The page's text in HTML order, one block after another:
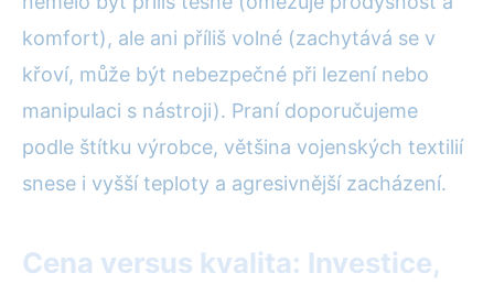
komfort), ale ani příliš volné (zachytává se v
křoví, může být nebezpečné při lezení nebo
manipulaci s nástroji). Praní doporučujeme
podle štítku výrobce, většina vojenských textilií
snese i vyšší teploty a agresivnější zacházení.
Cena versus kvalita: Investice,